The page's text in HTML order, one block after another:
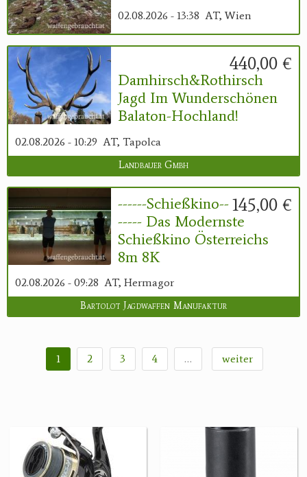
02.08.2026 - 13:38 AT, Wien
440,00 €
Damhirsch&Rothirsch
Jagd Im Wunderschönen
Balaton-Hochland!
02.08.2026 - 10:29 AT, Tapolca
Landbauer Gmbh
145,00 €
------Schießkino--
----- Das Modernste
Schießkino Österreichs
8m 8K
02.08.2026 - 09:28 AT, Hermagor
Bartolot Jagdwaffen Manufaktur
1 2 3 4 … weiter